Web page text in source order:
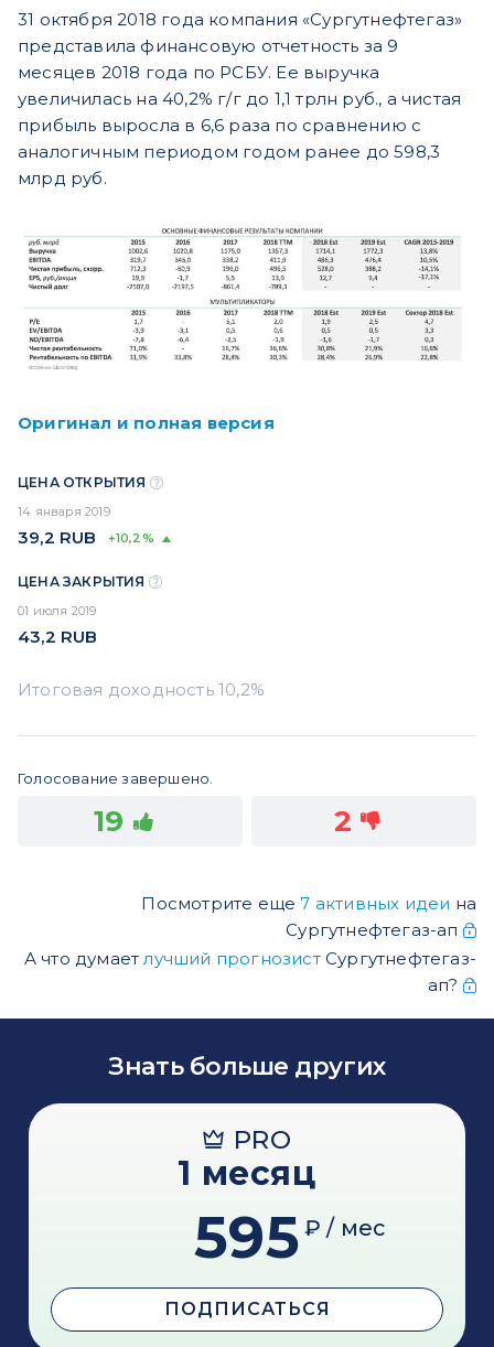
31 октября 2018 года компания «Сургутнефтегаз»
представила финансовую отчетность за 9
месяцев 2018 года по РСБУ. Ее выручка
увеличилась на 40,2% г/г до 1,1 трлн руб., а чистая
прибыль выросла в 6,6 раза по сравнению с
аналогичным периодом годом ранее до 598,3
млрд руб.
Оригинал и полная версия
ЦЕНА ОТКРЫТИЯ
14 января 2019
39,2 RUB +10,2%
ЦЕНА ЗАКРЫТИЯ
01 июля 2019
43,2 RUB
Голосование завершено.
19 2
Посмотрите еще7 активных идеи на
Сургутнефтегаз-ап
А что думает лучший прогнозистСургутнефтегаз-
ап?
Знать больше других
PRO
1 месяц
595 ₽ / мес
ПОДПИСАТЬСЯ